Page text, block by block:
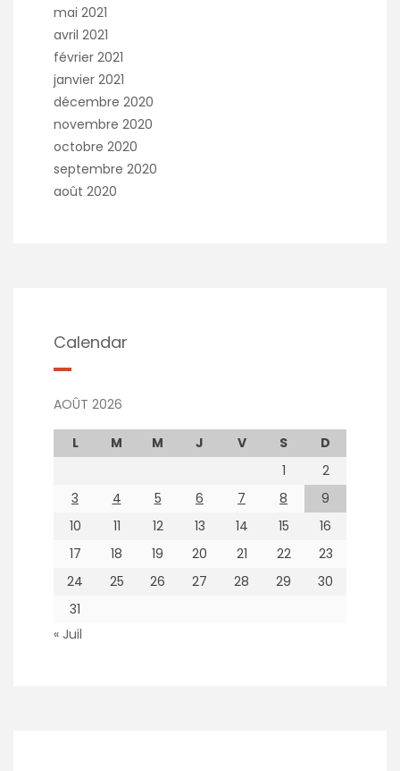
mai 2021
avril 2021
février 2021
janvier 2021
décembre 2020
novembre 2020
octobre 2020
septembre 2020
août 2020
Calendar
AOÛT 2026
L M M J V S
D
1
2
3
4 5 6 7 8
9
10
11 12 13 14 15
16
17
18 19 20 21 22
23
24
25 26 27 28 29
30
31
« Juil